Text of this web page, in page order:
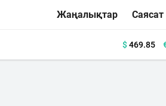
Жаңалықтар Саясат
$469.85